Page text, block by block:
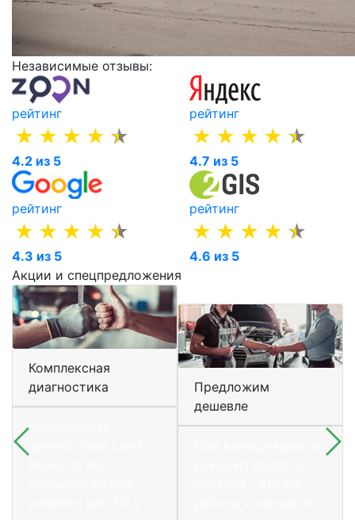
Независимые отзывы:
рейтинг
4.2 из 5
рейтинг
4.7 из 5
рейтинг
4.3 из 5
рейтинг
4.6 из 5
Акции и спецпредложения
Комплексная
диагностика
Комплексная
Предложим
дешевле